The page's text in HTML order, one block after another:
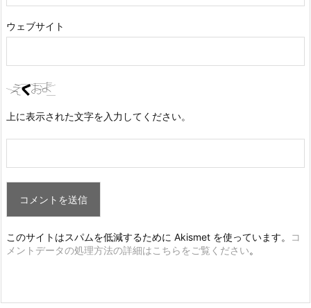
ウェブサイト
上に表示された文字を入力してください。
このサイトはスパムを低減するために Akismet を使っています。
コ
メントデータの処理方法の詳細はこちらをご覧ください。